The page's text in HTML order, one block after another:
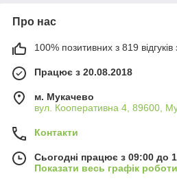
Про нас
100% позитивних з 819 відгуків
Працює з 20.08.2018
м. Мукачево
вул. Кооперативна 4, 89600,
Контакти
Сьогодні працює з 09:00 до
Показати весь графік роботи